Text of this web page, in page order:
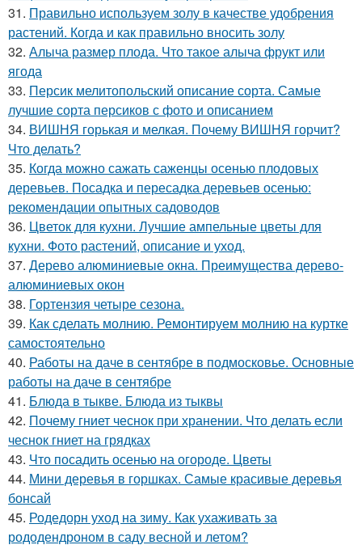
31. Правильно используем золу в качестве удобрения
растений. Когда и как правильно вносить золу
32. Алыча размер плода. Что такое алыча фрукт или
ягода
33. Персик мелитопольский описание сорта. Самые
лучшие сорта персиков с фото и описанием
34. ВИШНЯ горькая и мелкая. Почему ВИШНЯ горчит?
Что делать?
35. Когда можно сажать саженцы осенью плодовых
деревьев. Посадка и пересадка деревьев осенью:
рекомендации опытных садоводов
36. Цветок для кухни. Лучшие ампельные цветы для
кухни. Фото растений, описание и уход.
37. Дерево алюминиевые окна. Преимущества дерево-
алюминиевых окон
38. Гортензия четыре сезона.
39. Как сделать молнию. Ремонтируем молнию на куртке
самостоятельно
40. Работы на даче в сентябре в подмосковье. Основные
работы на даче в сентябре
41. Блюда в тыкве. Блюда из тыквы
42. Почему гниет чеснок при хранении. Что делать если
чеснок гниет на грядках
43. Что посадить осенью на огороде. Цветы
44. Мини деревья в горшках. Самые красивые деревья
бонсай
45. Родедорн уход на зиму. Как ухаживать за
рододендроном в саду весной и летом?